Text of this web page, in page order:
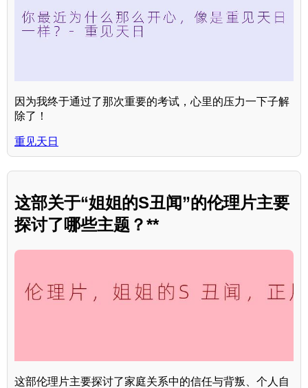
因为我终于通过了那次重要的考试，心里的压力一下子解
除了！
重见天日
这部关于“姐姐的S丑闻”的伦理片主要
探讨了哪些主题？**
这部伦理片主要探讨了家庭关系中的信任与背叛、个人自